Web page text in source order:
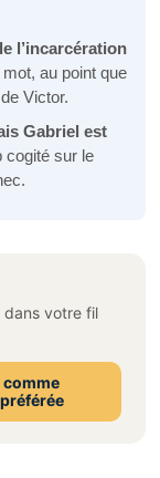
l’incarcération
au point que
Victor.
Gabriel est
cogité sur le
dans votre fil